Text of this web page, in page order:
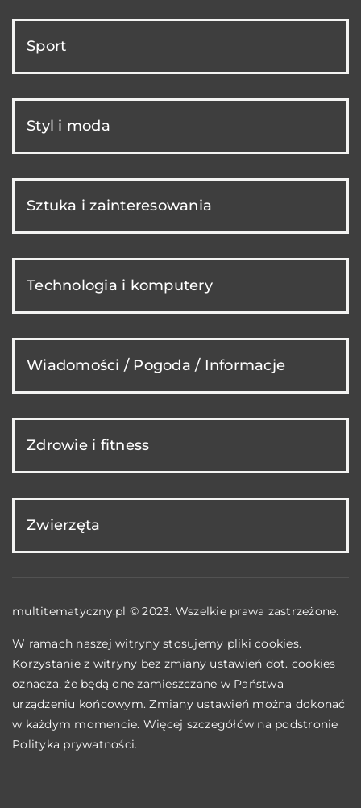
Sport
Styl i moda
Sztuka i zainteresowania
Technologia i komputery
Wiadomości / Pogoda / Informacje
Zdrowie i fitness
Zwierzęta
multitematyczny.pl © 2023. Wszelkie prawa zastrzeżone.
W ramach naszej witryny stosujemy pliki cookies.
Korzystanie z witryny bez zmiany ustawień dot. cookies
oznacza, że będą one zamieszczane w Państwa
urządzeniu końcowym. Zmiany ustawień można dokonać
w każdym momencie. Więcej szczegółów na podstronie
Polityka prywatności.